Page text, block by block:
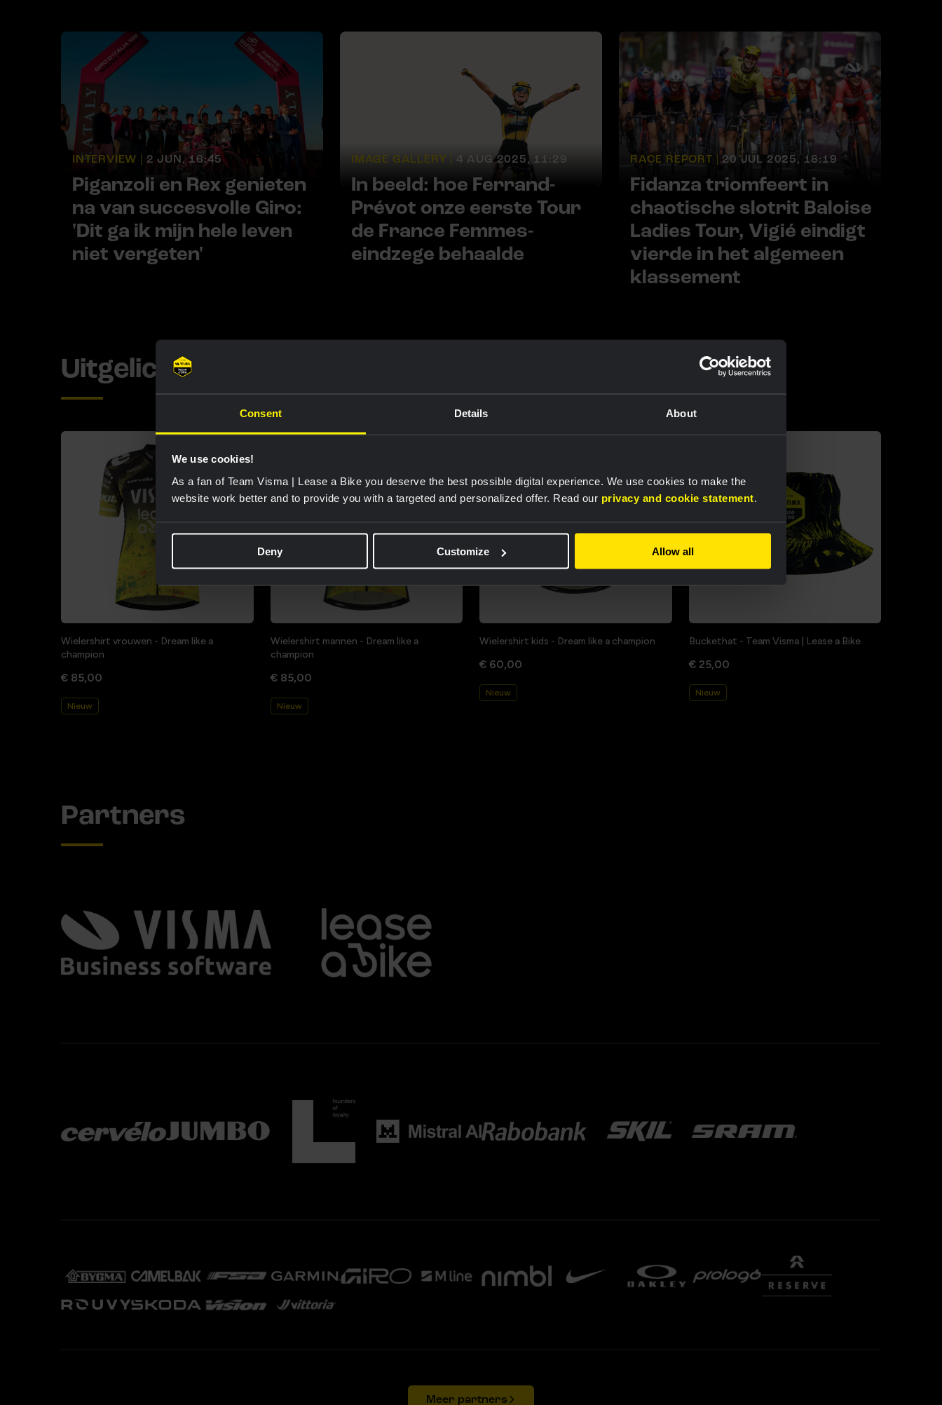
Consent Details About
We use cookies!
As a fan of Team Visma | Lease a Bike you deserve the best possible digital experience. We use cookies to make the
website work better and to provide you with a targeted and personalized offer. Read our privacy and cookie statement.
Deny Customize Allow all
INTERVIEW | 2 JUN, 16:45
Piganzoli en Rex genieten
na van succesvolle Giro:
'Dit ga ik mijn hele leven
niet vergeten'
IMAGE GALLERY | 4 AUG 2025, 11:29
In beeld: hoe Ferrand-
Prévot onze eerste Tour
de France Femmes-
eindzege behaalde
RACE REPORT | 20 JUL 2025, 18:19
Fidanza triomfeert in
chaotische slotrit Baloise
Ladies Tour, Vigié eindigt
vierde in het algemeen
klassement
Uitgelichte producten
Wielershirt vrouwen - Dream like a
champion
€ 85,00
Nieuw
Wielershirt mannen - Dream like a
champion
€ 85,00
Nieuw
Wielershirt kids - Dream like a champion
€ 60,00
Nieuw
Buckethat - Team Visma | Lease a Bike
€ 25,00
Nieuw
Partners
Meer partners